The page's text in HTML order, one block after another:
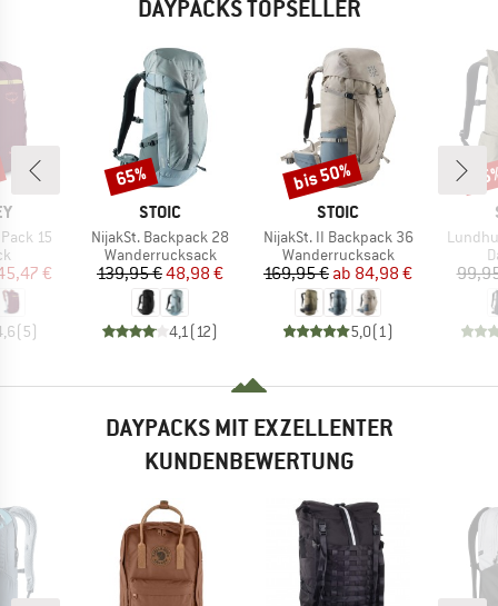
DAYPACKS TOPSELLER
15
Preis
€
(5)
MARKE
STOIC
Artikel
NijakSt. Backpack 28
Produktgruppe
Wanderrucksack
Preis
139,95 €reduzierter Preis
48,98 €
4,1 (12)
Rabatt
65%
MARKE
STOIC
Artikel
NijakSt. II Backpack 36
Produktgruppe
Wanderrucksack
Preis
169,95 € reduzierter Preis
ab 84,98 €
5,0(1 )
Rabatt
bis 50%
Artikel
DAYPACKS MIT EXZELLENTER
KUNDENBEWERTUNG